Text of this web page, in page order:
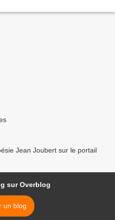
Jean Joubert sur le portail
sur Overblog
un blog